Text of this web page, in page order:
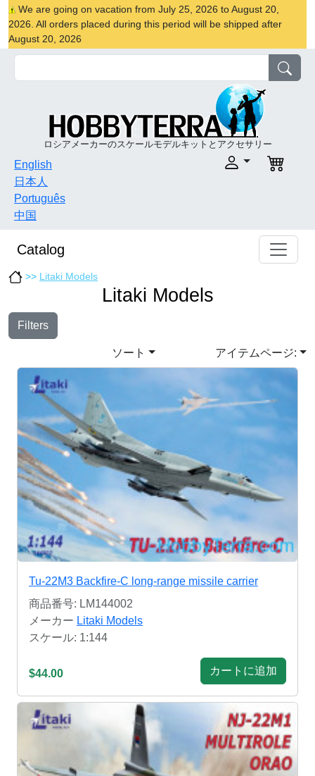
We are going on vacation from July 25, 2026 to August 20,
2026. All orders placed during this period will be shipped after
August 20, 2026
ロシアメーカーのスケールモデルキットとアクセサリー
English
日本人
Português
中国
Catalog
>> Litaki Models
Litaki Models
Filters
ソート アイテムページ:
Tu-22M3 Backfire-C long-range missile carrier
商品番号: LM144002
メーカー Litaki Models
スケール: 1:144
$44.00 カートに追加